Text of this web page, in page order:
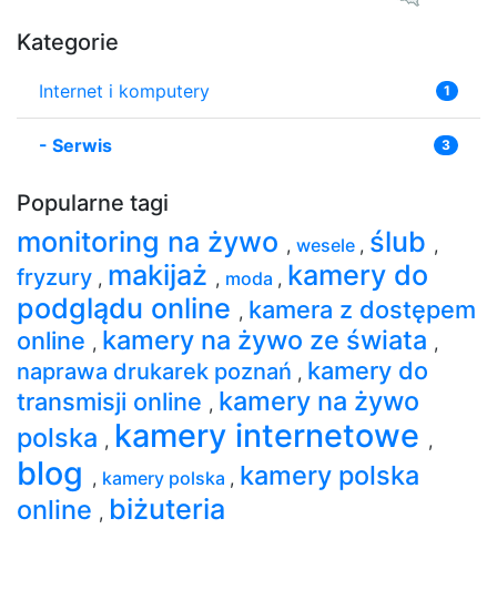
Kategorie
Internet i komputery 1
- Serwis 3
Popularne tagi
monitoring na żywo , wesele , ślub ,
fryzury , makijaż , moda , kamery do
podglądu online , kamera z dostępem
online , kamery na żywo ze świata ,
naprawa drukarek poznań , kamery do
transmisji online , kamery na żywo
polska , kamery internetowe ,
blog , kamery polska , kamery polska
online , biżuteria